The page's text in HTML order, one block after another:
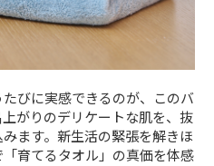
たびに実感できるのが、このバ
がりのデリケートな肌を、抜
ます。新生活の緊張を解きほ
育てるタオル」の真価を体感